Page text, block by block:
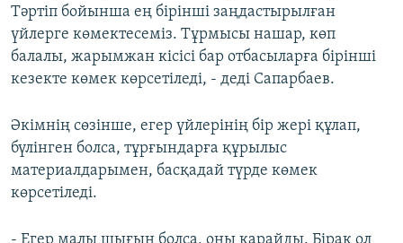
Тәртіп бойынша ең бірінші заңдастырылған
үйлерге көмектесеміз. Тұрмысы нашар, көп
балалы, жарымжан кісісі бар отбасыларға бірінші
кезекте көмек көрсетіледі, - деді Сапарбаев.
Әкімнің сөзінше, егер үйлерінің бір жері құлап,
бүлінген болса, тұрғындарға құрылыс
материалдарымен, басқадай түрде көмек
көрсетіледі.